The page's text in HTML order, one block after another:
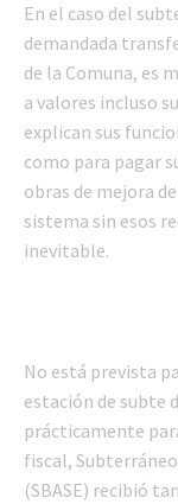
En el caso del
demandada
de la Comuna, es
a valores incluso
explican sus
como para pagar
obras de mejora
sistema sin esos
inevitable.
No está prevista
estación de subte
prácticamente
fiscal,
(SBASE) recibió